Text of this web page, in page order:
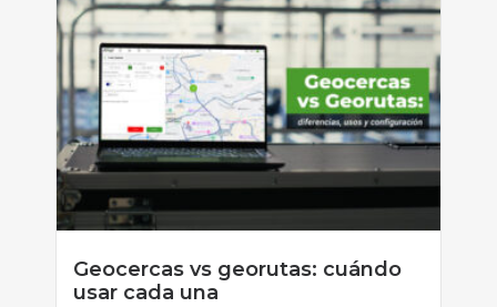
con formularios condicionales
Si tienes personal que captura información en campo —
ya sean...
Leer más
julio 20, 2026
Geocercas vs georutas: cuándo
usar cada una
Cargar más